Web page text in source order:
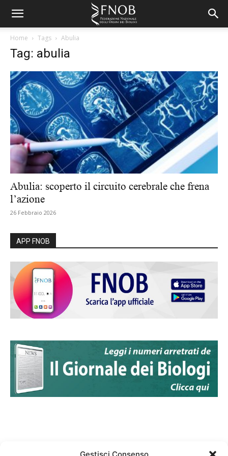
Home Tags Abulia
Tag: abulia
Abulia: scoperto il circuito cerebrale che frena
l’azione
26 Febbraio 2026
APP FNOB